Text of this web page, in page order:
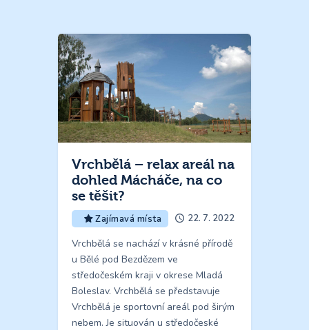
Vrchbělá – relax areál na
dohled Mácháče, na co
se těšit?
Zajímavá místa 22. 7. 2022
Vrchbělá se nachází v krásné přírodě
u Bělé pod Bezdězem ve
středočeském kraji v okrese Mladá
Boleslav. Vrchbělá se představuje
Vrchbělá je sportovní areál pod širým
nebem. Je situován u středočeské